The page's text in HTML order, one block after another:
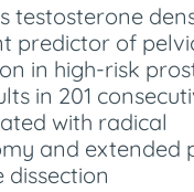
testosterone
predictor of
in high-risk
in 201
with radical
and extended
dissection